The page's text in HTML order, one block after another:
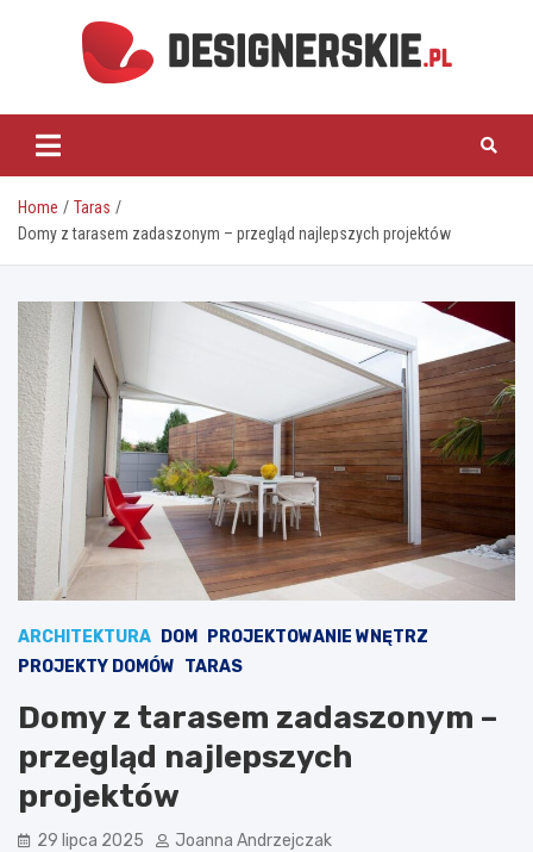
designerskie.pl
Home
Taras
Domy z tarasem zadaszonym – przegląd najlepszych projektów
ARCHITEKTURA DOM
PROJEKTOWANIE WNĘTRZ
PROJEKTY DOMÓW TARAS
Domy z tarasem zadaszonym –
przegląd najlepszych
projektów
29 lipca 2025 Joanna Andrzejczak